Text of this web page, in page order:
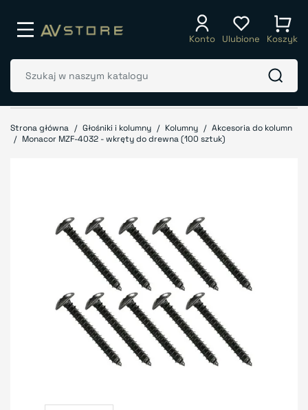
Konto Ulubione Koszyk
Strona główna Głośniki i kolumny Kolumny
Akcesoria do kolumn
Monacor MZF-4032 - wkręty do drewna (100 sztuk)